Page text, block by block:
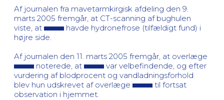
Af journalen fra mavetarmkirgisk afdeling den 9.
marts 2005 fremgår, at CT-scanning af bughulen
viste, at
havde hydronefrose (tilfældigt fund) i
højre side.
Af journalen den 11. marts 2005 fremgår, at overlæge
noterede, at
var velbefindende, og efter
vurdering af blodprocent og vandladningsforhold
blev hun udskrevet af overlæge
til fortsat
observation i hjemmet.